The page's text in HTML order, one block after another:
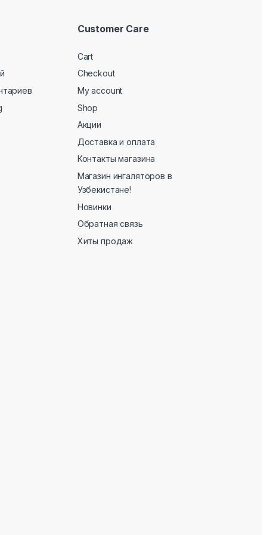
Customer Care
Cart
Checkout
My account
Shop
Акции
Доставка и оплата
Контакты магазина
Магазин ингаляторов в
Узбекистане!
Новинки
Обратная связь
Хиты продаж